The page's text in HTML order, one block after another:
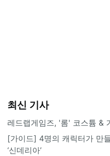
최신 기사
레드랩게임즈, '롬' 코스튬 &
[가이드] 4명의 캐릭터가 만
‘신데리아’